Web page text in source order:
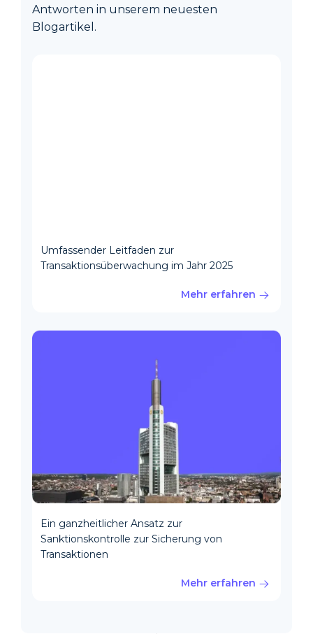
Antworten in unserem neuesten
Blogartikel.
Umfassender Leitfaden zur
Transaktionsüberwachung im Jahr 2025
Mehr erfahren
Ein ganzheitlicher Ansatz zur
Sanktionskontrolle zur Sicherung von
Transaktionen
Mehr erfahren